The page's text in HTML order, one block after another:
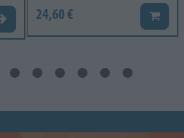
Valitse vaihtoehto
24,60 € Lisää